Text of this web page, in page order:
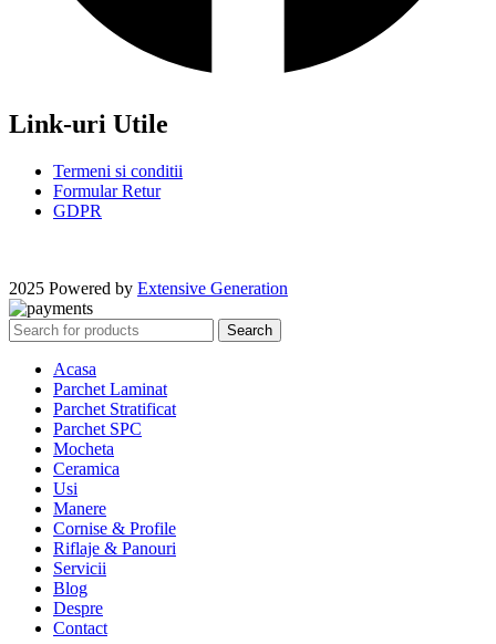
Link-uri Utile
Termeni si conditii
Formular Retur
GDPR
2025 Powered by Extensive Generation
Search
Acasa
Parchet Laminat
Parchet Stratificat
Parchet SPC
Mocheta
Ceramica
Usi
Manere
Cornise & Profile
Riflaje & Panouri
Servicii
Blog
Despre
Contact